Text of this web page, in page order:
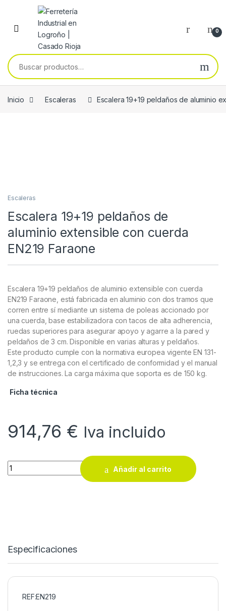
Skip to navigation
Skip to content
0
Buscar por:
Inicio Escaleras Escalera 19+19 peldaños de aluminio
Escaleras
Escalera 19+19 peldaños de
aluminio extensible con cuerda
EN219 Faraone
Escalera 19+19 peldaños de aluminio extensible con cuerda
EN219 Faraone, está fabricada en aluminio con dos tramos que
corren entre sí mediante un sistema de poleas accionado por
una cuerda, base estabilizadora con tacos de alta adherencia,
ruedas superiores para asegurar apoyo y agarre a la pared y
peldaños de 3 cm. Disponible en varias alturas y peldaños.
Este producto cumple con la normativa europea vigente EN 131-
1,2,3 y se entrega con el certificado de conformidad y el manual
de instrucciones. La carga máxima que soporta es de 150 kg.
Ficha técnica
914,76 € Iva incluido
Escalera 19+19 peldaños de aluminio extensible con cuerda
Añadir al carrito
Especificaciones
REF:EN219